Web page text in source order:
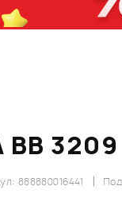
BB
888880016441